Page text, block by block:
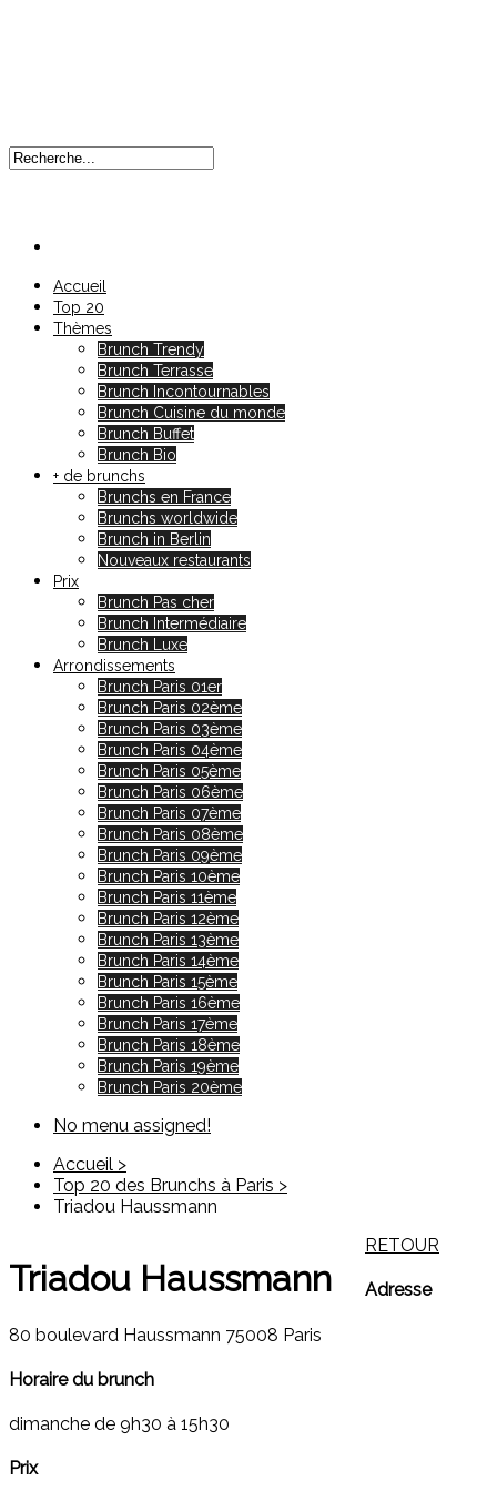
Accueil
Top 20
Thèmes
Brunch Trendy
Brunch Terrasse
Brunch Incontournables
Brunch Cuisine du monde
Brunch Buffet
Brunch Bio
+ de brunchs
Brunchs en France
Brunchs worldwide
Brunch in Berlin
Nouveaux restaurants
Prix
Brunch Pas cher
Brunch Intermédiaire
Brunch Luxe
Arrondissements
Brunch Paris 01er
Brunch Paris 02ème
Brunch Paris 03ème
Brunch Paris 04ème
Brunch Paris 05ème
Brunch Paris 06ème
Brunch Paris 07ème
Brunch Paris 08ème
Brunch Paris 09ème
Brunch Paris 10ème
Brunch Paris 11ème
Brunch Paris 12ème
Brunch Paris 13ème
Brunch Paris 14ème
Brunch Paris 15ème
Brunch Paris 16ème
Brunch Paris 17ème
Brunch Paris 18ème
Brunch Paris 19ème
Brunch Paris 20ème
No menu assigned!
Accueil >
Top 20 des Brunchs à Paris >
Triadou Haussmann
Triadou Haussmann
RETOUR
Adresse
80 boulevard Haussmann 75008 Paris
Horaire du brunch
dimanche de 9h30 à 15h30
Prix